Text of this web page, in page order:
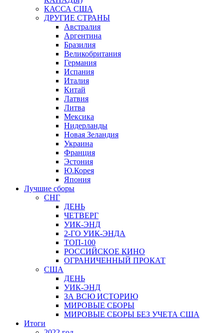
КАССА США
ДРУГИЕ СТРАНЫ
Австралия
Аргентина
Бразилия
Великобритания
Германия
Испания
Италия
Китай
Латвия
Литва
Мексика
Нидерланды
Новая Зеландия
Украина
Франция
Эстония
Ю.Корея
Япония
Лучшие сборы
СНГ
ДЕНЬ
ЧЕТВЕРГ
УИК-ЭНД
2-ГО УИК-ЭНДА
ТОП-100
РОССИЙСКОЕ КИНО
ОГРАНИЧЕННЫЙ ПРОКАТ
США
ДЕНЬ
УИК-ЭНД
ЗА ВСЮ ИСТОРИЮ
МИРОВЫЕ СБОРЫ
МИРОВЫЕ СБОРЫ БЕЗ УЧЕТА США
Итоги